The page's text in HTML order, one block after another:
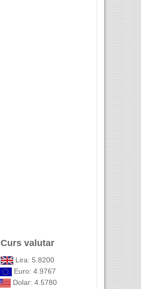
Curs valutar
Lira: 5.8200
Euro: 4.9767
Dolar: 4.5780